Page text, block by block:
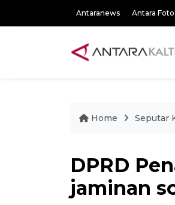
Antaranews Antara Foto
Home Seputar
DPRD
jaminan